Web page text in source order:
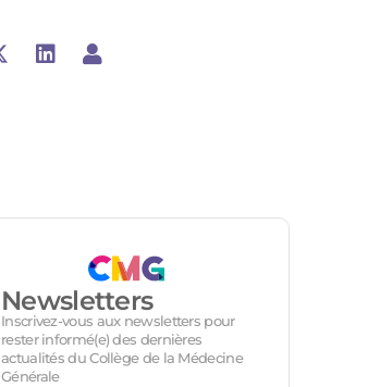
Newsletters
Inscrivez-vous aux newsletters pour
rester informé(e) des dernières
actualités du Collège de la Médecine
Générale